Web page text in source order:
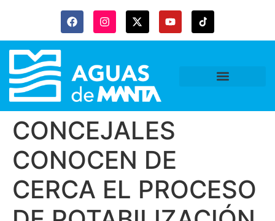
CONCEJALES
CONOCEN DE
CERCA EL PROCESO